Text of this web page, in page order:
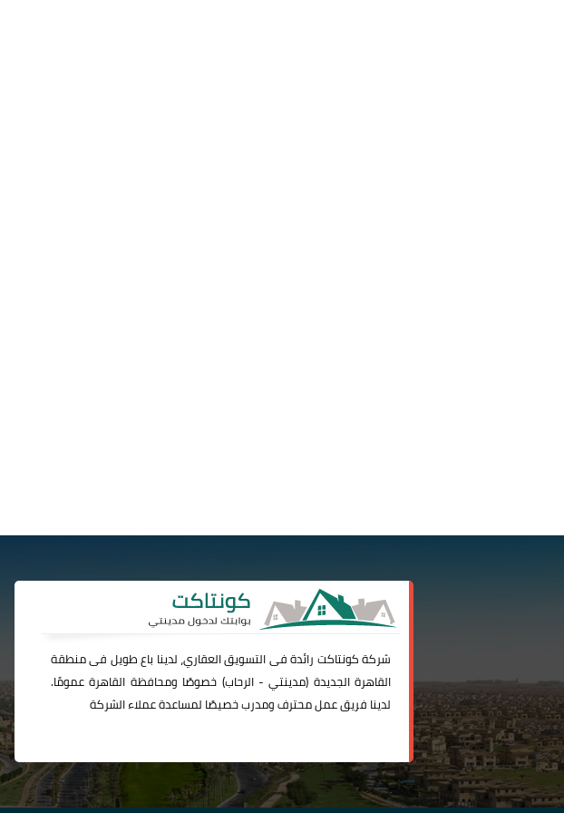
شركةكونتاكت رائدة فى التسويق العقاري، لدينا باع طويل فى منطقة
القاهرة الجديدة (مدينتي-الرحاب) خصوصًا ومحافظة القاهرة عمومًا.
لدينا فريق عمل محترف ومدرب خصيصًا لمساعدة عملاء الشركة